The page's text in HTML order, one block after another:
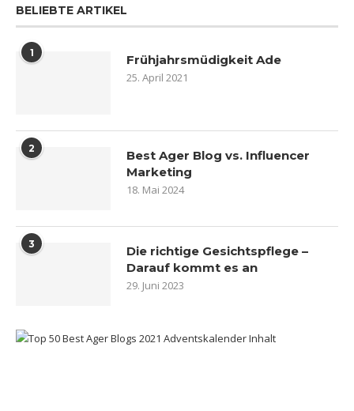
BELIEBTE ARTIKEL
1 Frühjahrsmüdigkeit Ade
25. April 2021
2
Best Ager Blog vs. Influencer
Marketing
18. Mai 2024
3
Die richtige Gesichtspflege –
Darauf kommt es an
29. Juni 2023